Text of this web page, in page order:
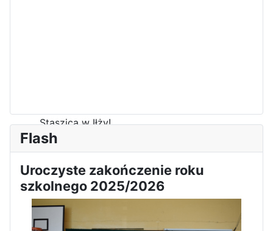
Staszica w Iłży!
Flash
Uroczyste zakończenie roku
szkolnego 2025/2026